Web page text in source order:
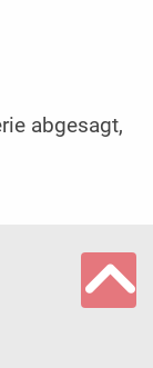
abgesagt,